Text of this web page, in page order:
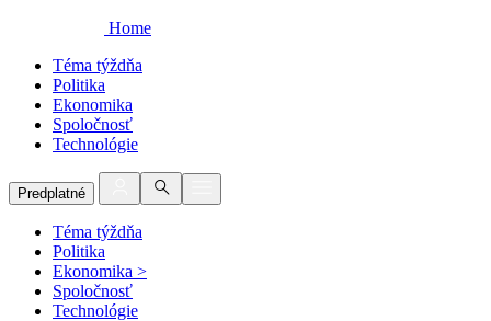
Home
Téma týždňa
Politika
Ekonomika
Spoločnosť
Technológie
Predplatné
Téma týždňa
Politika
Ekonomika >
Spoločnosť
Technológie